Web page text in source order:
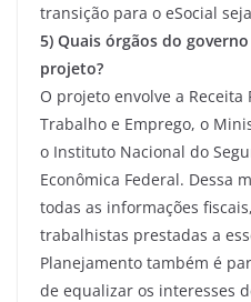
transição para o eSocial
5) Quais órgãos do
projeto?
O projeto envolve a
Trabalho e Emprego, o
o Instituto Nacional do
Econômica Federal. Dessa
todas as informações
trabalhistas prestadas a
Planejamento também é
de equalizar os interesses